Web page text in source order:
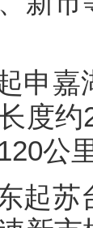
申嘉
度
公里
起苏